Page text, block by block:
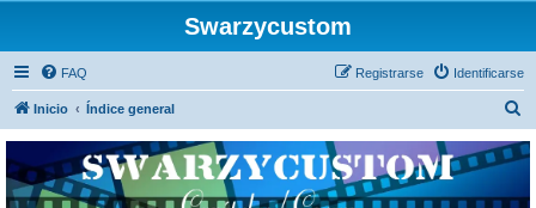
Swarzycustom
FAQ Identificarse
Registrarse
Inicio Índice general
c